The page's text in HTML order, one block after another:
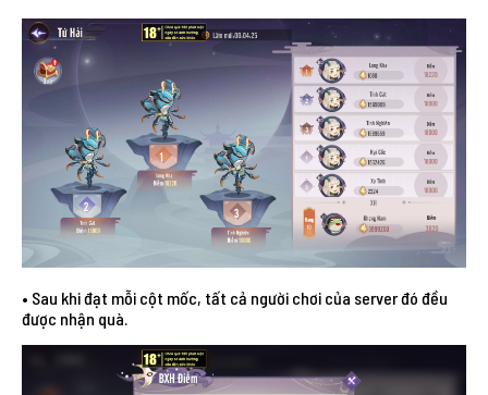
• Sau khi đạt mỗi cột mốc, tất cả người chơi của server đó đều
được nhận quà.